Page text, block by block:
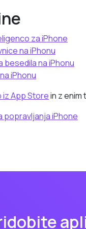
za iPhone
na iPhonu
besedila na iPhonu
iPhonu
App Storein z
popravljanja iPhone